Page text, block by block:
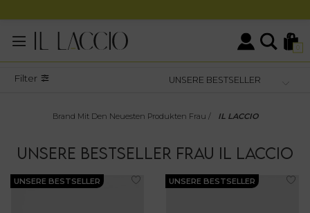
0
Filter
Brand Mit Den Neuesten Produkten Frau / IL LACCIO
UNSERE BESTSELLER FRAU IL LACCIO
UNSERE BESTSELLER UNSERE BESTSELLER